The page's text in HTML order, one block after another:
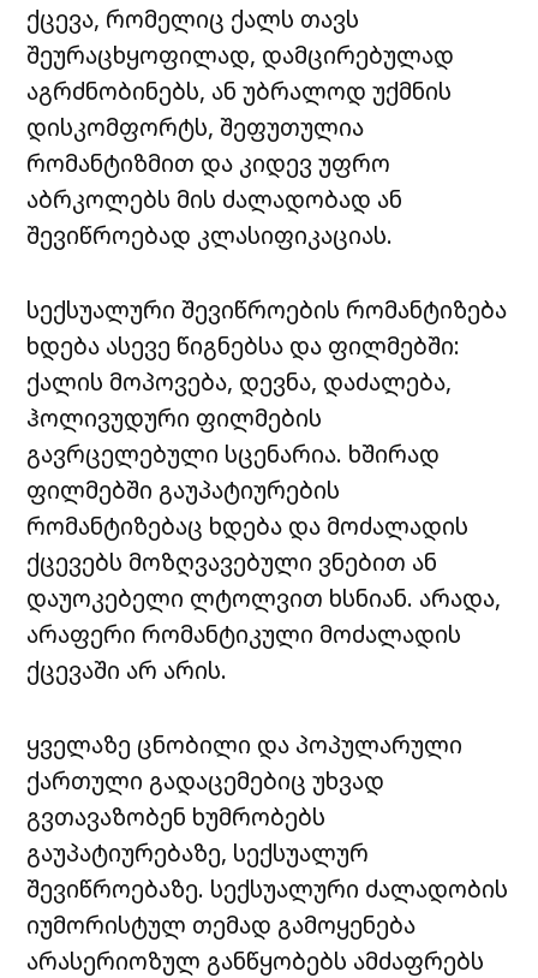
ქცევა, რომელიც ქალს თავს
შეურაცხყოფილად, დამცირებულად
აგრძნობინებს, ან უბრალოდ უქმნის
დისკომფორტს, შეფუთულია
რომანტიზმით და კიდევ უფრო
აბრკოლებს მის ძალადობად ან
შევიწროებად კლასიფიკაციას.
სექსუალური შევიწროების რომანტიზება
ხდება ასევე წიგნებსა და ფილმებში:
ქალის მოპოვება, დევნა, დაძალება,
ჰოლივუდური ფილმების
გავრცელებული სცენარია. ხშირად
ფილმებში გაუპატიურების
რომანტიზებაც ხდება და მოძალადის
ქცევებს მოზღვავებული ვნებით ან
დაუოკებელი ლტოლვით ხსნიან. არადა,
არაფერი რომანტიკული მოძალადის
ქცევაში არ არის.
ყველაზე ცნობილი და პოპულარული
ქართული გადაცემებიც უხვად
გვთავაზობენ ხუმრობებს
გაუპატიურებაზე, სექსუალურ
შევიწროებაზე. სექსუალური ძალადობის
იუმორისტულ თემად გამოყენება
არასერიოზულ განწყობებს ამძაფრებს